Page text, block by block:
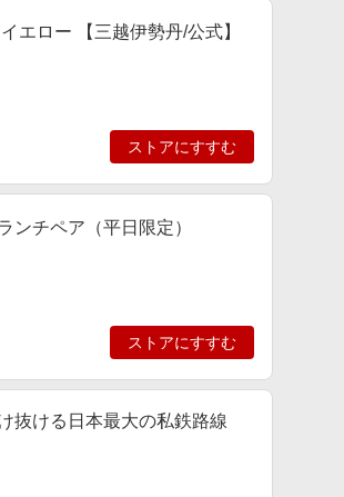
エロー 【三越伊勢丹/公式】
ストアにすすむ
ンチペア（平日限定）
ストアにすすむ
抜ける日本最大の私鉄路線